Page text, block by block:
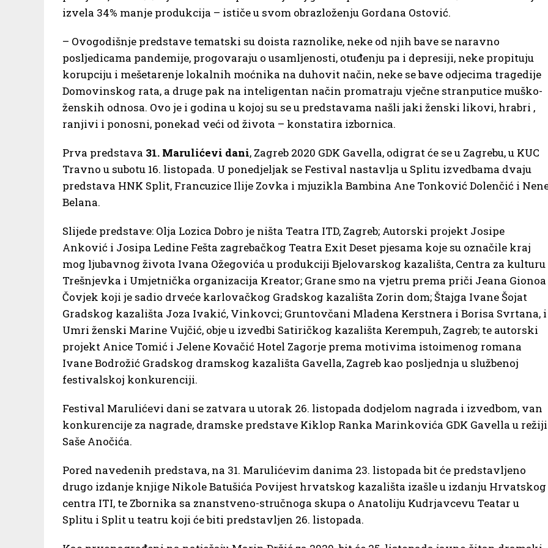
izvela 34% manje produkcija – ističe u svom obrazloženju Gordana Ostović.
– Ovogodišnje predstave tematski su doista raznolike, neke od njih bave se naravno
posljedicama pandemije, progovaraju o usamljenosti, otuđenju pa i depresiji, neke propituju
korupciju i mešetarenje lokalnih moćnika na duhovit način, neke se bave odjecima tragedije
Domovinskog rata, a druge pak na inteligentan način promatraju vječne stranputice muško-
ženskih odnosa. Ovo je i godina u kojoj su se u predstavama našli jaki ženski likovi, hrabri ,
ranjivi i ponosni, ponekad veći od života – konstatira izbornica.
Prva predstava 31. Marulićevi dani, Zagreb 2020 GDK Gavella, odigrat će se u Zagrebu, u KUC
Travno u subotu 16. listopada. U ponedjeljak se Festival nastavlja u Splitu izvedbama dvaju
predstava HNK Split, Francuzice Ilije Zovka i mjuzikla Bambina Ane Tonković Dolenčić i
Belana.
Slijede predstave: Olja Lozica Dobro je ništa Teatra ITD, Zagreb; Autorski projekt Josipe
Anković i Josipa Ledine Fešta zagrebačkog Teatra Exit Deset pjesama koje su označile kraj
mog ljubavnog života Ivana Ožegovića u produkciji Bjelovarskog kazališta, Centra za kulturu
Trešnjevka i Umjetnička organizacija Kreator; Grane smo na vjetru prema priči Jeana Gionoa
Čovjek koji je sadio drveće karlovačkog Gradskog kazališta Zorin dom; Štajga Ivane Šojat
Gradskog kazališta Joza Ivakić, Vinkovci; Gruntovčani Mladena Kerstnera i Borisa Svrtana, i
Umri ženski Marine Vujčić, obje u izvedbi Satiričkog kazališta Kerempuh, Zagreb; te autorski
projekt Anice Tomić i Jelene Kovačić Hotel Zagorje prema motivima istoimenog romana
Ivane Bodrožić Gradskog dramskog kazališta Gavella, Zagreb kao posljednja u službenoj
festivalskoj konkurenciji.
Festival Marulićevi dani se zatvara u utorak 26. listopada dodjelom nagrada i izvedbom, van
konkurencije za nagrade, dramske predstave Kiklop Ranka Marinkovića GDK Gavella u režiji
Saše Anočića.
Pored navedenih predstava, na 31. Marulićevim danima 23. listopada bit će predstavljeno
drugo izdanje knjige Nikole Batušića Povijest hrvatskog kazališta izašle u izdanju Hrvatskog
centra ITI, te Zbornika sa znanstveno-stručnoga skupa o Anatoliju Kudrjavcevu Teatar u
Splitu i Split u teatru koji će biti predstavljen 26. listopada.